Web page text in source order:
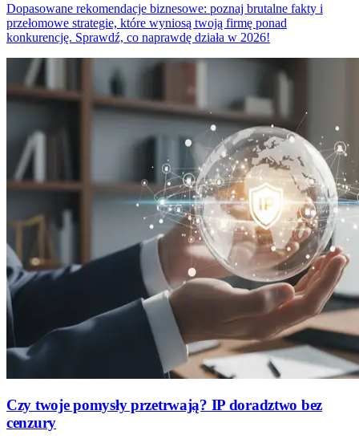
Dopasowane rekomendacje biznesowe: poznaj brutalne fakty i
przełomowe strategie, które wyniosą twoją firmę ponad
konkurencję. Sprawdź, co naprawdę działa w 2026!
Czy twoje pomysły przetrwają? IP doradztwo bez
cenzury